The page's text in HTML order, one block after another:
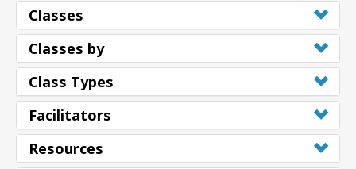
RECHERCHE
Classes
Classes by
Class Types
Facilitators
Resources